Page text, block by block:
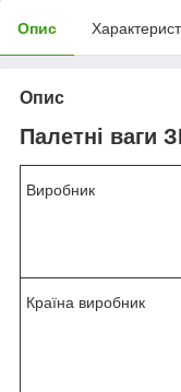
Опис
Опис
Палетні ваги
Виробник
Країна виробник